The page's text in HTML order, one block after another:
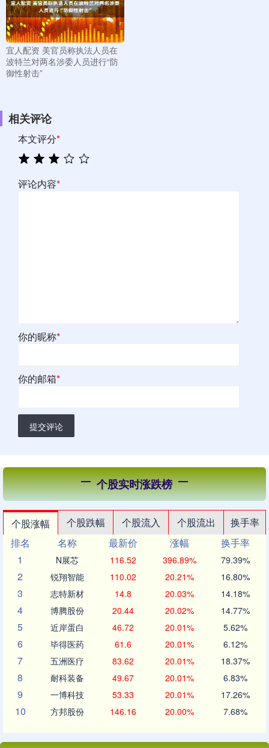
宜人配资 美官员称执法人员在
波特兰对两名涉委人员进行“防
御性射击”
相关评论
本文评分*
评论内容*
你的昵称*
你的邮箱*
提交评论
个股实时涨跌榜
个股涨幅 个股跌幅 个股流入 个股流出
换手率
排名
名称 最新价 涨幅
换手率
1
N展芯 116.52 396.89% 79.39%
2 锐翔智能 110.02 20.21% 16.80%
3 志特新材 14.8 20.03% 14.18%
4 博腾股份 20.44 20.02% 14.77%
5 近岸蛋白 46.72 20.01% 5.62%
6 毕得医药 61.6 20.01% 6.12%
7 五洲医疗 83.62 20.01% 18.37%
8 耐科装备 49.67 20.01% 6.83%
9 一博科技 53.33 20.01% 17.26%
10 方邦股份 146.16 20.00% 7.68%